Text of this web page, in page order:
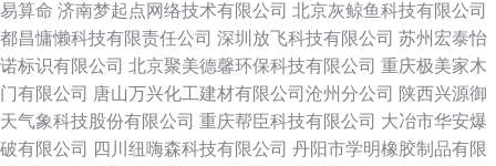
易算命 济南梦起点网络技术有限公司 北京灰鲸鱼科技有限公司
都昌慵懒科技有限责任公司 深圳放飞科技有限公司 苏州宏泰怡
诺标识有限公司 北京聚美德馨环保科技有限公司 重庆极美家木
门有限公司 唐山万兴化工建材有限公司沧州分公司 陕西兴源御
天气象科技股份有限公司 重庆帮臣科技有限公司 大冶市华安爆
破有限公司
四川纽嗨森科技有限公司 丹阳市学明橡胶制品有限